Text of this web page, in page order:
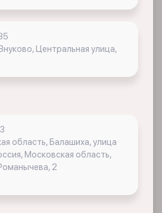
Центральная улица,
область, Балашиха, улица
Московская область,
2